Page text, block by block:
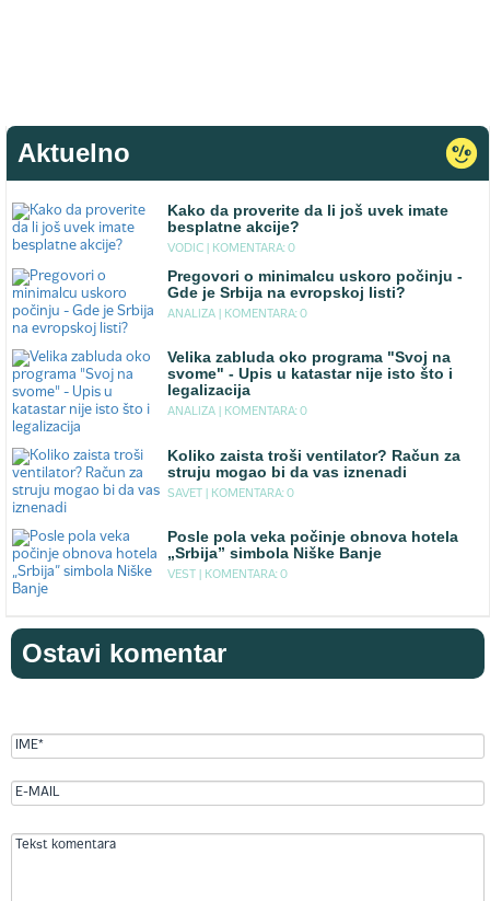
Aktuelno
Kako da proverite da li još uvek imate
besplatne akcije?
VODIC | KOMENTARA: 0
Pregovori o minimalcu uskoro počinju -
Gde je Srbija na evropskoj listi?
ANALIZA | KOMENTARA: 0
Velika zabluda oko programa "Svoj na
svome" - Upis u katastar nije isto što i
legalizacija
ANALIZA | KOMENTARA: 0
Koliko zaista troši ventilator? Račun za
struju mogao bi da vas iznenadi
SAVET | KOMENTARA: 0
Posle pola veka počinje obnova hotela
„Srbija” simbola Niške Banje
VEST | KOMENTARA: 0
Ostavi komentar